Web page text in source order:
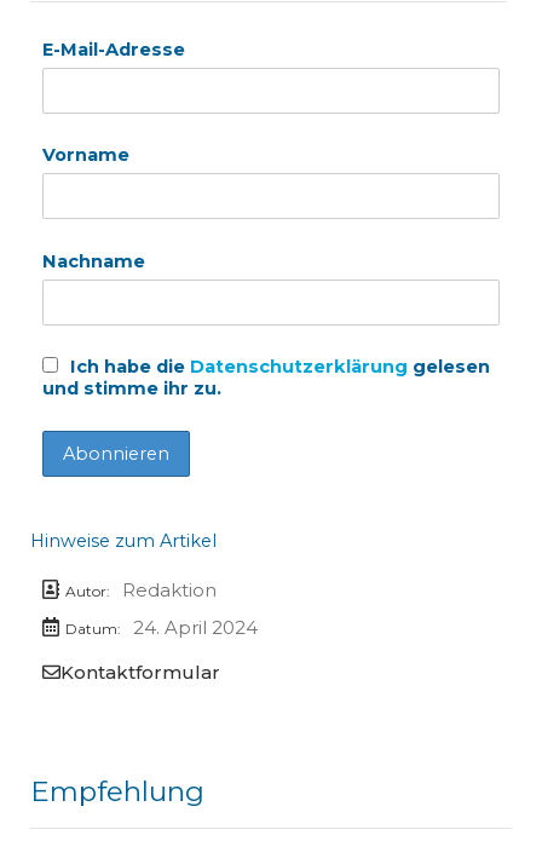
E-Mail-Adresse
Vorname
Nachname
Ich habe die Datenschutzerklärung gelesen
und stimme ihr zu.
Hinweise zum Artikel
Autor: Redaktion
Datum:
24. April 2024
Kontaktformular
Empfehlung